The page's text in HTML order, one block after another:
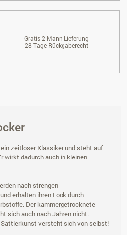
Gratis 2-Mann Lieferung
28 Tage Rückgaberecht
zeitloser Klassiker und steht auf
wirkt dadurch auch in kleinen
nach strengen
erhalten ihren Look durch
Der kammergetrocknete
sich auch nach Jahren nicht.
versteht sich von selbst!